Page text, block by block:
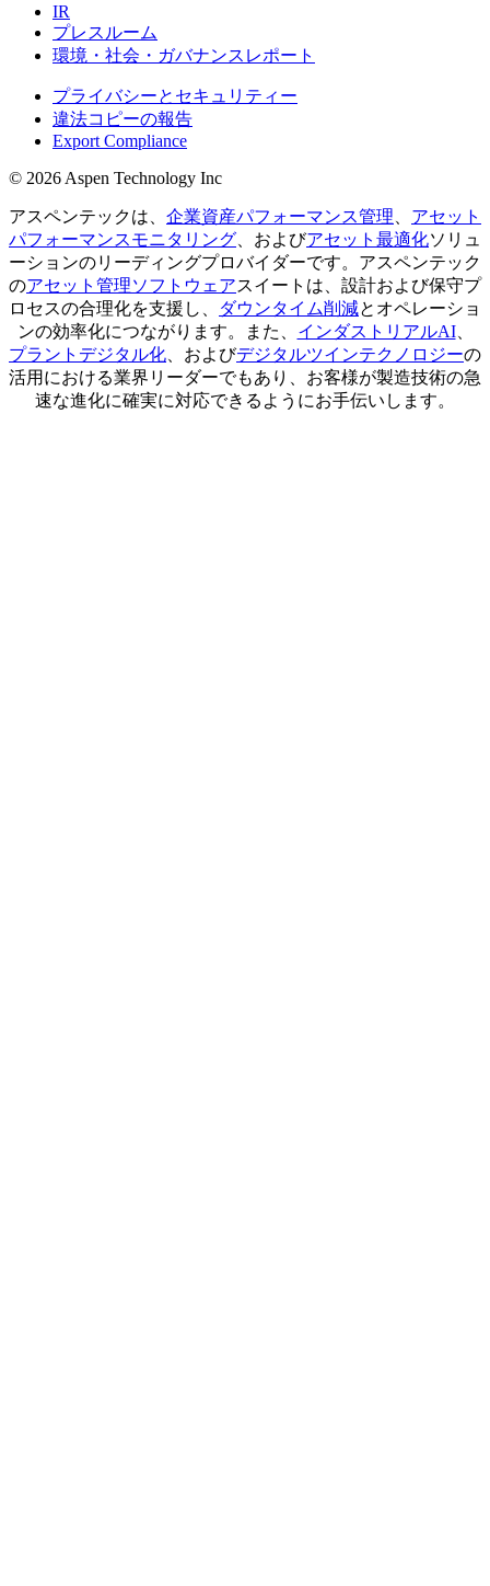
IR
プレスルーム
環境・社会・ガバナンスレポート
プライバシーとセキュリティー
違法コピーの報告
Export Compliance
© 2026 Aspen Technology Inc
アスペンテックは、 企業資産パフォーマンス管理
アセット
パフォーマンスモニタリング 、およびアセット最適化ソリュ
ーションのリーディングプロバイダーです。アスペンテック
のアセット管理ソフトウェアスイートは、設計および保守プ
ロセスの合理化を支援し、
ダウンタイム削減とオペレーショ
ンの効率化につながります。また、 インダストリアルAI、
プラントデジタル化 、およびデジタルツインテクノロジーの
活用における業界リーダーでもあり、お客様が製造技術の急
速な進化に確実に対応できるようにお手伝いします。